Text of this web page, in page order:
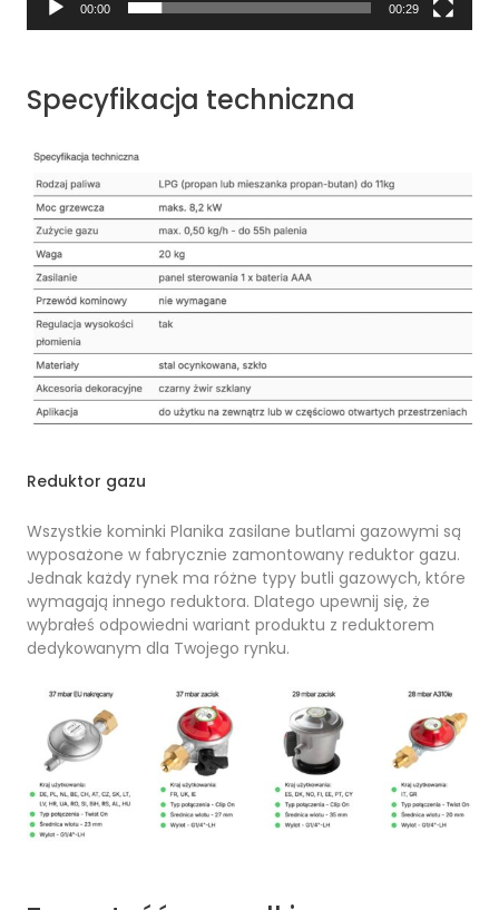
00:00 00:29
Specyfikacja techniczna
Reduktor gazu
Wszystkie kominki Planika zasilane butlami gazowymi są
wyposażone w fabrycznie zamontowany reduktor gazu.
Jednak każdy rynek ma różne typy butli gazowych, które
wymagają innego reduktora. Dlatego upewnij się, że
wybrałeś odpowiedni wariant produktu z reduktorem
dedykowanym dla Twojego rynku.